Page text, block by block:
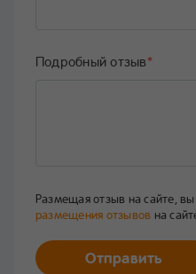
Подробный отзыв*
Размещая отзыв на сайте,
размещения отзывов на
Отправить